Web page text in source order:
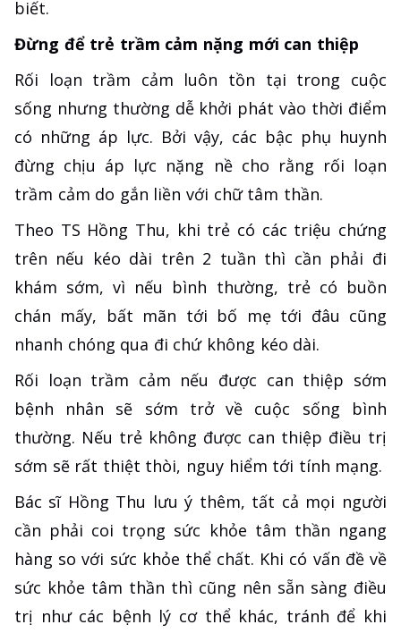
biết.
Đừng để trẻ trầm cảm nặng mới can thiệp
Rối loạn trầm cảm luôn tồn tại trong cuộc
sống nhưng thường dễ khởi phát vào thời điểm
có những áp lực. Bởi vậy, các bậc phụ huynh
đừng chịu áp lực nặng nề cho rằng rối loạn
trầm cảm do gắn liền với chữ tâm thần.
Theo TS Hồng Thu, khi trẻ có các triệu chứng
trên nếu kéo dài trên 2 tuần thì cần phải đi
khám sớm, vì nếu bình thường, trẻ có buồn
chán mấy, bất mãn tới bố mẹ tới đâu cũng
nhanh chóng qua đi chứ không kéo dài.
Rối loạn trầm cảm nếu được can thiệp sớm
bệnh nhân sẽ sớm trở về cuộc sống bình
thường. Nếu trẻ không được can thiệp điều trị
sớm sẽ rất thiệt thòi, nguy hiểm tới tính mạng.
Bác sĩ Hồng Thu lưu ý thêm, tất cả mọi người
cần phải coi trọng sức khỏe tâm thần ngang
hàng so với sức khỏe thể chất. Khi có vấn đề về
sức khỏe tâm thần thì cũng nên sẵn sàng điều
trị như các bệnh lý cơ thể khác, tránh để khi